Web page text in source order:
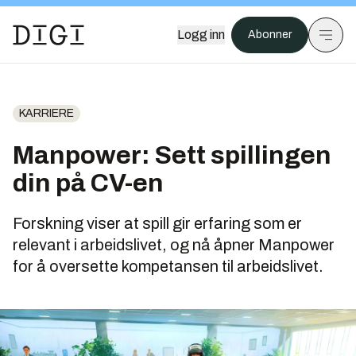
Logg inn Abonner
KARRIERE
Manpower: Sett spillingen
din på CV-en
Forskning viser at spill gir erfaring som er
relevant i arbeidslivet, og nå åpner Manpower
for å oversette kompetansen til arbeidslivet.